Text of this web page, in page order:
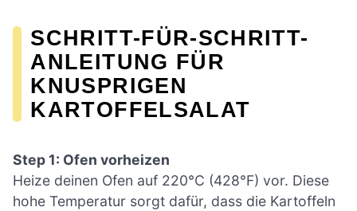
SCHRITT-FÜR-SCHRITT-
ANLEITUNG FÜR
KNUSPRIGEN
KARTOFFELSALAT
Step 1: Ofen vorheizen
Heize deinen Ofen auf 220°C (428°F) vor. Diese
hohe Temperatur sorgt dafür, dass die Kartoffeln